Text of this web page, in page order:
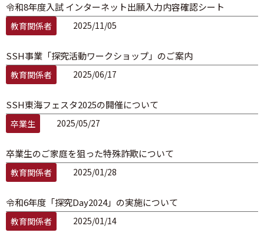
令和8年度入試 インターネット出願入力内容確認シート
SSH事業「探究活動ワークショップ」のご案内
教育関係者 2025/11/05
SSH東海フェスタ2025の開催について
教育関係者 2025/06/17
卒業生のご家庭を狙った特殊詐欺について
卒業生 2025/05/27
令和6年度「探究Day2024」の実施について
教育関係者 2025/01/28
教育関係者 2025/01/14